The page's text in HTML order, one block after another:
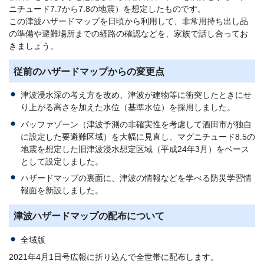
ニチュード7.7から7.8の地震）を想定したものです。
この津波ハザードマップを日頃から利用して、非常用持ち出し品
の準備や避難場所までの経路の確認などを、家族で話し合ってお
きましょう。
従前のハザードマップからの変更点
津波浸水深の考え方を改め、津波が建物等に衝突したときにせ
り上がる高さを加えた水位（基準水位）を採用しました。
バッファゾーン（津波予測の非確実性を考慮して酒田市が独自
に設定した要避難区域）を大幅に見直し、マグニチュード8.5の
地震を想定した旧津波浸水想定区域（平成24年3月）をベース
として設定しました。
ハザードマップの裏面に、津波の情報などを学べる防災学習情
報面を新設しました。
津波ハザードマップの配布について
全域版
2021年4月1日号広報に折り込んで全世帯に配布します。